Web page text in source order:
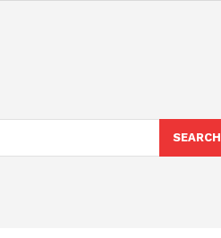
SEARCH